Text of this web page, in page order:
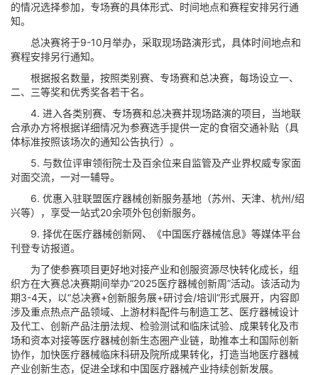
的情况选择参加，专场赛的具体形式、时间地点和赛程安排另行通
知。
总决赛将于9-10月举办，采取现场路演形式，具体时间地点和
赛程安排另行通知。
根据报名数量，按照类别赛、专场赛和总决赛，每场设立一、
二、三等奖和优秀奖各若干名。
4. 进入各类别赛、专场赛和总决赛并现场路演的项目，当地联
合承办方将根据详细情况为参赛选手提供一定的食宿交通补贴（具
体标准按照该场次的通知公告执行）。
5. 与数位评审领衔院士及百余位来自监管及产业界权威专家面
对面交流，一对一辅导。
6. 优惠入驻联盟医疗器械创新服务基地（苏州、天津、杭州/绍
兴等），享受一站式20余项外包创新服务。
9. 择优在医疗器械创新网、《中国医疗器械信息》等媒体平台
刊登专访报道。
为了使参赛项目更好地对接产业和创服资源尽快转化成长，组
织方在大赛总决赛期间举办“2025医疗器械创新周”活动。该活动为
期3-4天，以“总决赛+创新服务展+研讨会/培训”形式展开，内容即
涉及重点热点产品领域、上游材料配件与制造工艺、医疗器械设计
及代工、创新产品注册法规、检验测试和临床试验、成果转化及市
场和资本对接等医疗器械创新生态圈产业链，助推本土和国际创新
协作，加快医疗器械临床科研及院所成果转化，打造当地医疗器械
产业创新生态，促进全球和中国医疗器械产业持续创新发展。